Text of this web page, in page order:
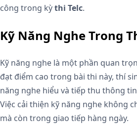
công trong kỳthi Telc.
Kỹ Năng Nghe Trong
Kỹ năng nghe là một phần quan
đạt điểm cao trong bài thi này, thí
năng nghe hiểu và tiếp thu thông
Việc cải thiện kỹ năng nghe không
mà còn trong giao tiếp hàng ngày.